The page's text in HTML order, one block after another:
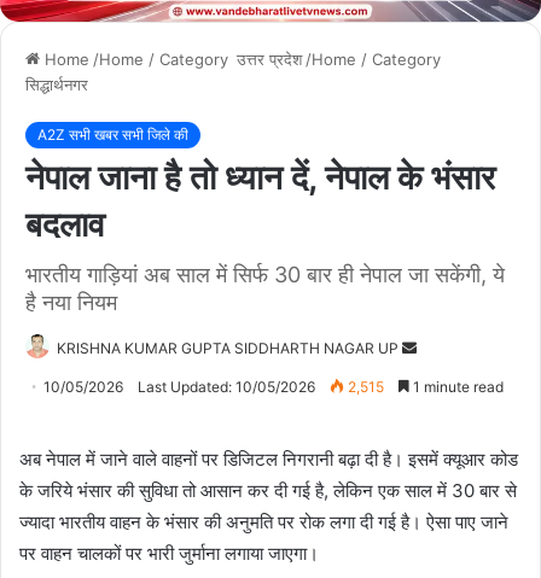
Home /Home / Category उत्तर प्रदेश /Home / Category
सिद्धार्थनगर
A2Z सभी खबर सभी जिले की
नेपाल जाना है तो ध्यान दें, नेपाल के भंसार
बदलाव
भारतीय गाड़ियां अब साल में सिर्फ 30 बार ही नेपाल जा सकेंगी, ये
है नया नियम
KRISHNA KUMAR GUPTA SIDDHARTH NAGAR UP
a
n
e
10/05/2026 Last Updated: 10/05/2026 2,515 1 minute read
अब नेपाल में जाने वाले वाहनों पर डिजिटल निगरानी बढ़ा दी है। इसमें क्यूआर कोड
के जरिये भंसार की सुविधा तो आसान कर दी गई है, लेकिन एक साल में 30 बार से
ज्यादा भारतीय वाहन के भंसार की अनुमति पर रोक लगा दी गई है। ऐसा पाए जाने
पर वाहन चालकों पर भारी जुर्माना लगाया जाएगा।